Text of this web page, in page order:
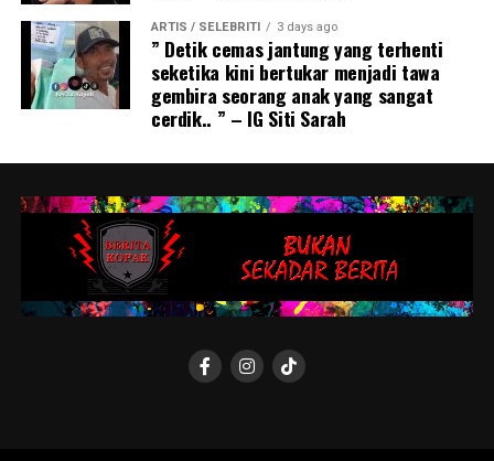
ARTIS / SELEBRITI 3 days ago
” Detik cemas jantung yang terhenti
seketika kini bertukar menjadi tawa
gembira seorang anak yang sangat
cerdik.. ” – IG Siti Sarah